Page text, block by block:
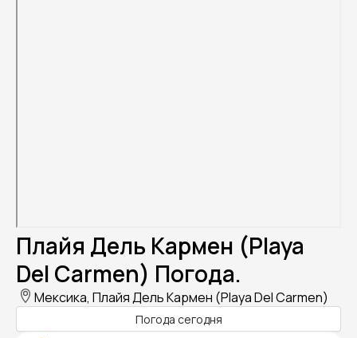
Плайя Дель Кармен (Playa
Del Carmen) Погода.
Мексика, Плайя Дель Кармен (Playa Del Carmen)
Погода сегодня